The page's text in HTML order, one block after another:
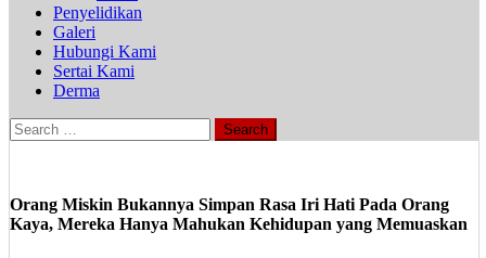
Penyelidikan
Galeri
Hubungi Kami
Sertai Kami
Derma
Search
for:
Orang Miskin Bukannya Simpan Rasa Iri Hati Pada Orang
Kaya, Mereka Hanya Mahukan Kehidupan yang Memuaskan